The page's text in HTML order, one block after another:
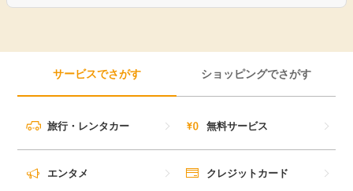
買い物
美容・健康
月額有料サービス
サービスでさがす ショッピングでさがす
旅行・レンタカー 無料サービス
エンタメ クレジットカード